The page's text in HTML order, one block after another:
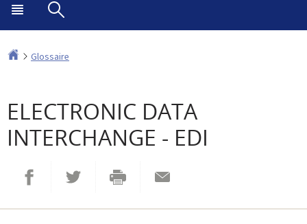
Menu
Accueil
Glossaire
ELECTRONIC DATA
INTERCHANGE - EDI